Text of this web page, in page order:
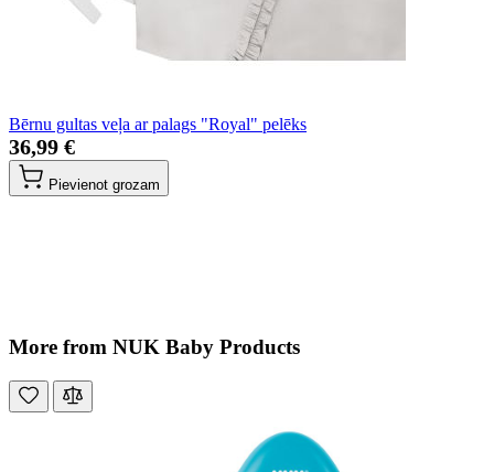
Bērnu gultas veļa ar palags "Royal" pelēks
36,99 €
Pievienot grozam
More from NUK Baby Products